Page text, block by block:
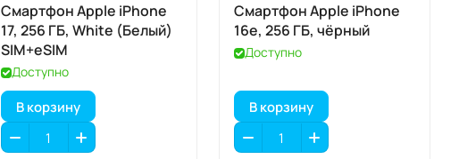
Смартфон Apple iPhone
17, 256 ГБ, White (Белый)
SIM+eSIM
Доступно
В корзину
Смартфон Apple iPhone
16e, 256 ГБ, чёрный
Доступно
В корзину